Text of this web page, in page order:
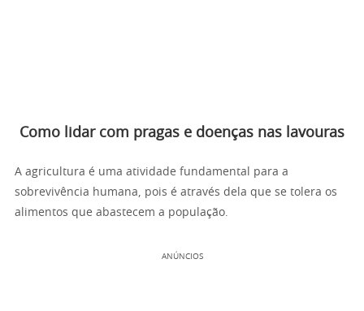
Como lidar com pragas e doenças nas lavouras
A agricultura é uma atividade fundamental para a
sobrevivência humana, pois é através dela que se tolera os
alimentos que abastecem a população.
ANÚNCIOS